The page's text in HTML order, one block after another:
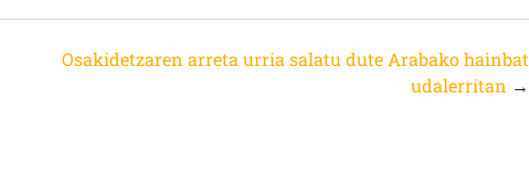
Osakidetzaren arreta urria salatu dute Arabako hainbat
udalerritan →